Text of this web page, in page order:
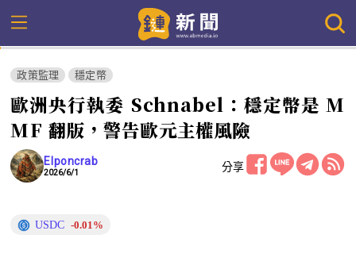
政策監理 穩定幣
歐洲央行執委 Schnabel：穩定幣是 M
MF 翻版，警告歐元主權風險
Elponcrab
2026/6/1 分享
USDC -0.01%